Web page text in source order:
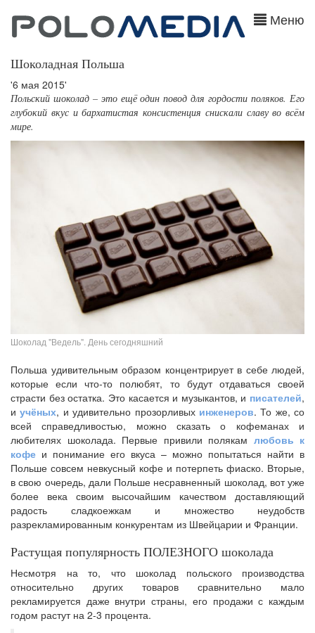
Меню
Шоколадная Польша
'6 мая 2015'
Польский шоколад – это ещё один повод для гордости поляков. Его
глубокий вкус и бархатистая консистенция снискали славу во всём
мире.
Шоколад "Ведель". День сегодняшний
Польша удивительным образом концентрирует в себе людей,
которые если что-то полюбят, то будут отдаваться своей
страсти без остатка. Это касается и музыкантов, и писателей,
иучёных, и удивительно прозорливых инженеров. То же, со
всей справедливостью, можно сказать о кофеманах и
любителях шоколада. Первые привили полякам любовь к
кофе и понимание его вкуса – можно попытаться найти в
Польше совсем невкусный кофе и потерпеть фиаско. Вторые,
в свою очередь, дали Польше несравненный шоколад, вот уже
более века своим высочайшим качеством доставляющий
радость сладкоежкам и множество неудобств
разрекламированным конкурентам из Швейцарии и Франции.
Растущая популярность ПОЛЕЗНОГО шоколада
Несмотря на то, что шоколад польского производства
относительно других товаров сравнительно мало
рекламируется даже внутри страны, его продажи с каждым
годом растут на 2-3 процента.